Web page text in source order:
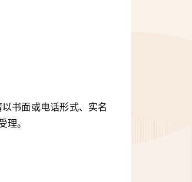
书面或电话形式、实名
理。